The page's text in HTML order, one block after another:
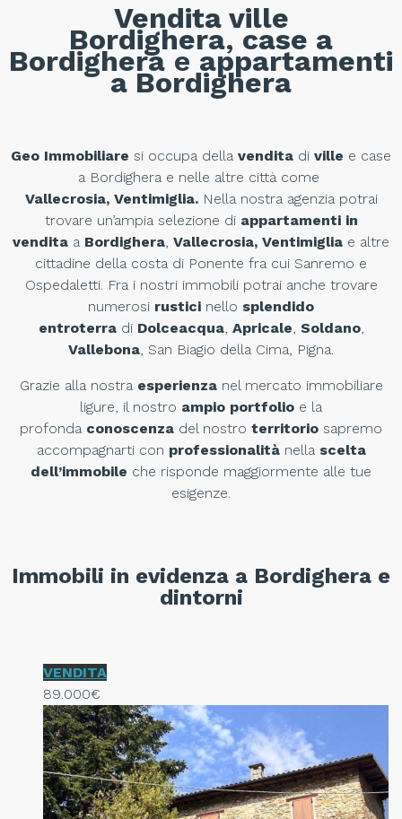
Vendita ville
Bordighera, case a
Bordighera e appartamenti
a Bordighera
Geo Immobiliare si occupa della vendita di ville e case
a Bordighera e nelle altre città come
Vallecrosia, Ventimiglia. Nella nostra agenzia potrai
trovare un’ampia selezione di appartamenti in
vendita a Bordighera Vallecrosia, Ventimiglia e altre
cittadine della costa di Ponente fra cui Sanremo e
Ospedaletti. Fra i nostri immobili potrai anche trovare
numerosi rustici nello splendido
entroterradi Dolceacqua, Apricale Soldano,
Vallebona , San Biagio della Cima, Pigna.
Grazie alla nostra esperienzanel mercato immobiliare
ligure, il nostro ampio portfolio e la
profonda conoscenza del nostro territorio sapremo
accompagnarti con professionalitànella scelta
dell’immobile che risponde maggiormente alle tue
esigenze.
Immobili in evidenza a Bordighera e
dintorni
VENDITA
89.000€